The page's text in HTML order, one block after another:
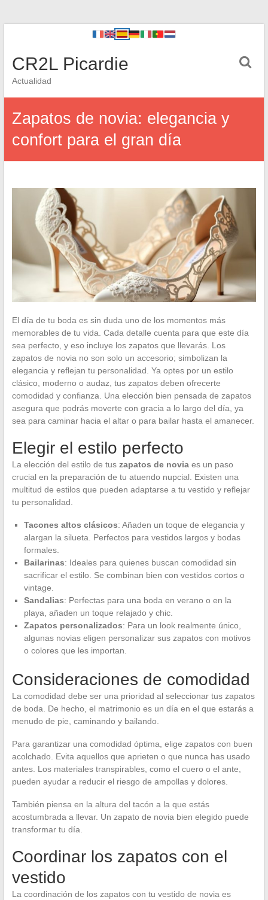
CR2L Picardie
Actualidad
Zapatos de novia: elegancia y
confort para el gran día
El día de tu boda es sin duda uno de los momentos más
memorables de tu vida. Cada detalle cuenta para que este día
sea perfecto, y eso incluye los zapatos que llevarás. Los
zapatos de novia no son solo un accesorio; simbolizan la
elegancia y reflejan tu personalidad. Ya optes por un estilo
clásico, moderno o audaz, tus zapatos deben ofrecerte
comodidad y confianza. Una elección bien pensada de zapatos
asegura que podrás moverte con gracia a lo largo del día, ya
sea para caminar hacia el altar o para bailar hasta el amanecer.
Elegir el estilo perfecto
La elección del estilo de tus zapatos de noviaes un paso
crucial en la preparación de tu atuendo nupcial. Existen una
multitud de estilos que pueden adaptarse a tu vestido y reflejar
tu personalidad.
Tacones altos clásicos: Añaden un toque de elegancia y
alargan la silueta. Perfectos para vestidos largos y bodas
formales.
Bailarinas: Ideales para quienes buscan comodidad sin
sacrificar el estilo. Se combinan bien con vestidos cortos o
vintage.
Sandalias: Perfectas para una boda en verano o en la
playa, añaden un toque relajado y chic.
Zapatos personalizados: Para un look realmente único,
algunas novias eligen personalizar sus zapatos con motivos
o colores que les importan.
Consideraciones de comodidad
La comodidad debe ser una prioridad al seleccionar tus zapatos
de boda. De hecho, el matrimonio es un día en el que estarás a
menudo de pie, caminando y bailando.
Para garantizar una comodidad óptima, elige zapatos con buen
acolchado. Evita aquellos que aprieten o que nunca has usado
antes. Los materiales transpirables, como el cuero o el ante,
pueden ayudar a reducir el riesgo de ampollas y dolores.
También piensa en la altura del tacón a la que estás
acostumbrada a llevar. Un zapato de novia bien elegido puede
transformar tu día.
Coordinar los zapatos con el
vestido
La coordinación de los zapatos con tu vestido de novia es